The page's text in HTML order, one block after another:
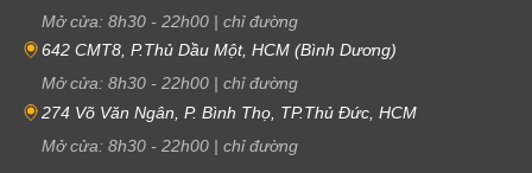
Mở cửa: 8h30 - 22h00 | chỉ đường
642 CMT8, P.Thủ Dầu Một, HCM (Bình Dương)
Mở cửa: 8h30 - 22h00 | chỉ đường
274 Võ Văn Ngân, P. Bình Thọ, TP.Thủ Đức, HCM
Mở cửa: 8h30 - 22h00 | chỉ đường